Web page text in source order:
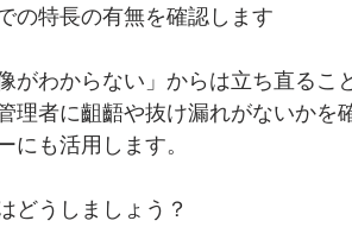
特長の有無を確認します
わからない」からは立ち直るこ
理者に齟齬や抜け漏れがないかを
も活用します。
どうしましょう？